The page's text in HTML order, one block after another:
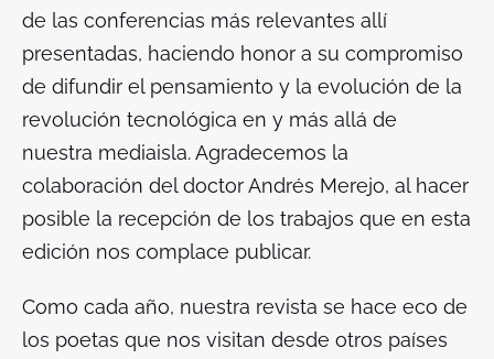
de las conferencias más relevantes allí
presentadas, haciendo honor a su compromiso
de difundir el pensamiento y la evolución de la
revolución tecnológica en y más allá de
nuestra mediaisla. Agradecemos la
colaboración del doctor Andrés Merejo, al hacer
posible la recepción de los trabajos que en esta
edición nos complace publicar.
Como cada año, nuestra revista se hace eco de
los poetas que nos visitan desde otros países